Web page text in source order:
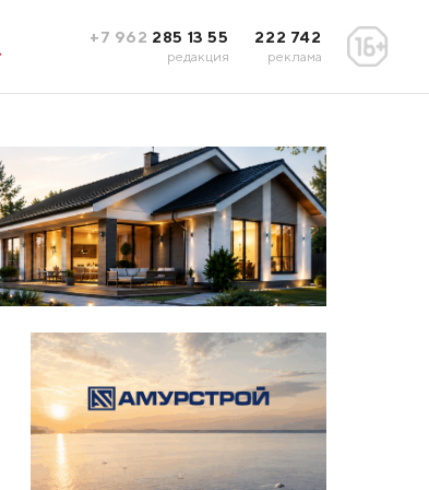
+7 962 285 13 55
редакция
222 742
реклама